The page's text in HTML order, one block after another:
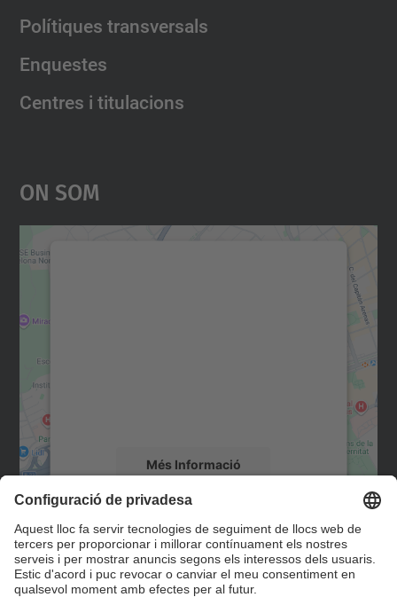
Polítiques transversals
Enquestes
Centres i titulacions
On Som
Més Informació
powered byUsercentrics Consent
Management Platform
Contacte
Formulari de contacte